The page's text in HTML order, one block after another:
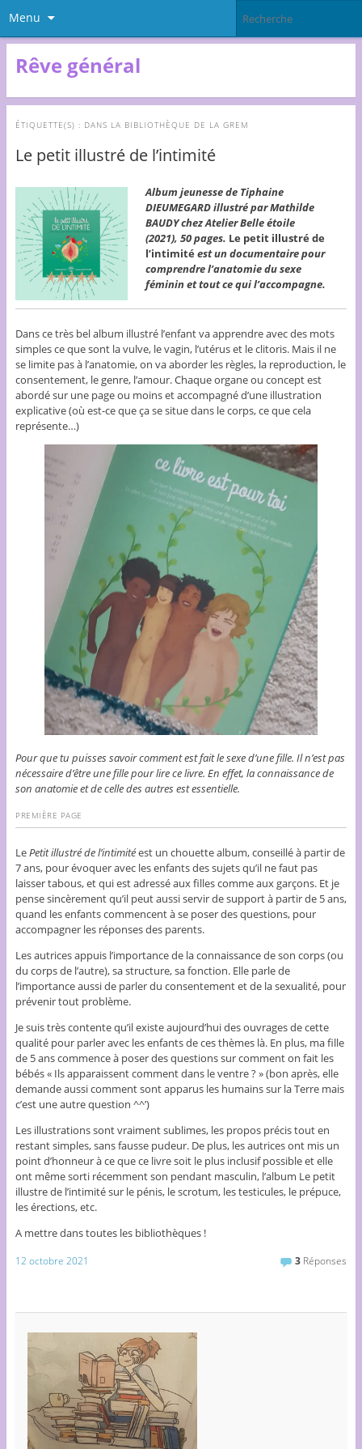
Menu
Rêve général
ÉTIQUETTE(S) : DANS LA BIBLIOTHÈQUE DE LA GREM
Le petit illustré de l’intimité
Album jeunesse de Tiphaine
DIEUMEGARD illustré par Mathilde
BAUDY chez Atelier Belle étoile
(2021), 50 pages. Le petit illustré de
l’intimité est un documentaire pour
comprendre l’anatomie du sexe
féminin et tout ce qui l’accompagne.
Dans ce très bel album illustré l’enfant va apprendre avec des mots
simples ce que sont la vulve, le vagin, l’utérus et le clitoris. Mais il ne
se limite pas à l’anatomie, on va aborder les règles, la reproduction, le
consentement, le genre, l’amour. Chaque organe ou concept est
abordé sur une page ou moins et accompagné d’une illustration
explicative (où est-ce que ça se situe dans le corps, ce que cela
représente…)
Pour que tu puisses savoir comment est fait le sexe d’une fille. Il n’est pas
nécessaire d’être une fille pour lire ce livre. En effet, la connaissance de
son anatomie et de celle des autres est essentielle.
PREMIÈRE PAGE
LePetit illustré de l’intimitéest un chouette album, conseillé à partir de
7 ans, pour évoquer avec les enfants des sujets qu’il ne faut pas
laisser tabous, et qui est adressé aux filles comme aux garçons. Et je
pense sincèrement qu’il peut aussi servir de support à partir de 5 ans,
quand les enfants commencent à se poser des questions, pour
accompagner les réponses des parents.
Les autrices appuis l’importance de la connaissance de son corps (ou
du corps de l’autre), sa structure, sa fonction. Elle parle de
l’importance aussi de parler du consentement et de la sexualité, pour
prévenir tout problème.
Je suis très contente qu’il existe aujourd’hui des ouvrages de cette
qualité pour parler avec les enfants de ces thèmes là. En plus, ma fille
de 5 ans commence à poser des questions sur comment on fait les
bébés « Ils apparaissent comment dans le ventre ? » (bon après, elle
demande aussi comment sont apparus les humains sur la Terre mais
c’est une autre question ^^’)
Les illustrations sont vraiment sublimes, les propos précis tout en
restant simples, sans fausse pudeur. De plus, les autrices ont mis un
point d’honneur à ce que ce livre soit le plus inclusif possible et elle
ont même sorti récemment son pendant masculin, l’album Le petit
illustre de l’intimité sur le pénis, le scrotum, les testicules, le prépuce,
les érections, etc.
A mettre dans toutes les bibliothèques !
12 octobre 2021 3 Réponses